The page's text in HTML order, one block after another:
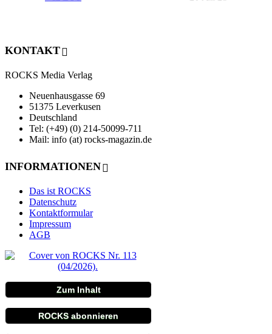
KONTAKT
ROCKS Media Verlag
Neuenhausgasse 69
51375 Leverkusen
Deutschland
Tel: (+49) (0) 214-50099-711
Mail: info (at) rocks-magazin.de
INFORMATIONEN
Das ist ROCKS
Datenschutz
Kontaktformular
Impressum
AGB
Zum Inhalt
ROCKS abonnieren